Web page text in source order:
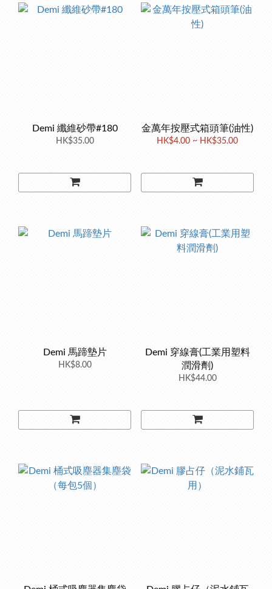
Demi 纖維砂帶#180
HK$35.00
金萬年按壓式箱頭筆(油性)
HK$4.00 ~ HK$35.00
Demi 馬蹄墊片
HK$8.00
Demi 穿線膏(工業用塑料
潤滑劑)
HK$44.00